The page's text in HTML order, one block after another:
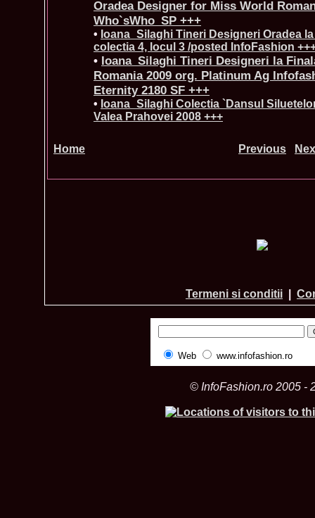
Oradea Designer for Miss World
Who`sWho_SP +++
• Ioana_Silaghi Tineri Designeri Oradea
colectia 4, locul 3 /posted InfoFashion
• Ioana_Silaghi Tineri Designeri la
Romania 2009 org. Platinum Ag
Eternity 2180 SF +++
• Ioana_Silaghi Colectia `Dansul
Valea Prahovei 2008 +++
Home Previous
Termeni si conditii
Web www.infofashion.ro
© InfoFashion.ro 2005 -